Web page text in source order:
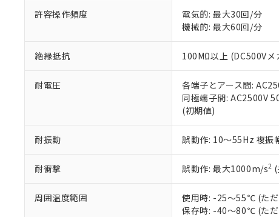
許容操作頻度
電気的: 最大30回/分
機械的: 最大60回/分
絶縁抵抗 100MΩ以上 (DC500V
耐電圧
各端子とアース間:
同極端子間: AC2500V
(初期値)
耐振動 誤動作: 10～55Hz 複
耐衝撃 誤動作: 最大1000m/s2
周囲温度範囲
使用時: -25～55℃ (た
保存時: -40～80℃ (た
いる法人を指し
EU RoHS指令（10
51物質の非含有証明
※本証明書は発行日
また、RoHS指令の
混在することから備
既に当社にて対応
り割愛しております